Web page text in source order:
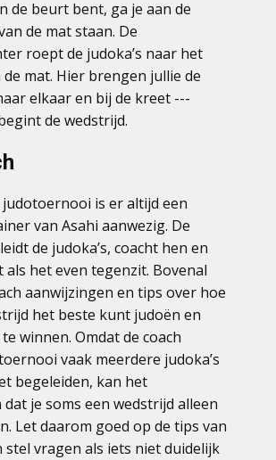
de beurt bent, ga je aan de
de mat staan. De
roept de judoka’s naar het
de mat. Hier brengen jullie de
elkaar en bij de kreet ---
de wedstrijd.
is er altijd een
van Asahi aanwezig. De
de judoka’s, coacht hen en
het even tegenzit. Bovenal
aanwijzingen en tips over hoe
het beste kunt judoën en
winnen. Omdat de coach
vaak meerdere judoka’s
begeleiden, kan het
je soms een wedstrijd alleen
Let daarom goed op de tips van
stel vragen als iets niet duidelijk